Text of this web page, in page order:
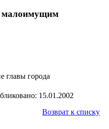
малоимущим
главы города
15.01.2002
Возврат к списку